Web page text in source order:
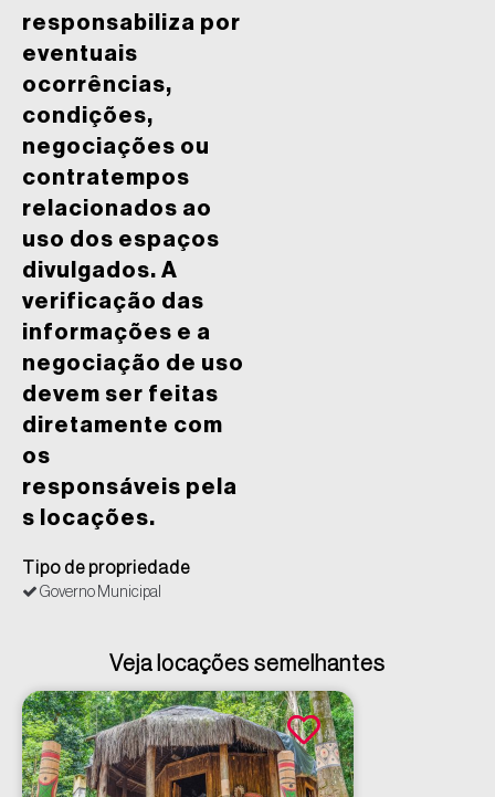
responsabiliza por
eventuais
ocorrências,
condições,
negociações ou
contratempos
relacionados ao
uso dos espaços
divulgados. A
verificação das
informações e a
negociação de uso
devem ser feitas
diretamente com
os
responsáveis pela
s locações.
Tipo de propriedade
Governo Municipal
Veja locações semelhantes